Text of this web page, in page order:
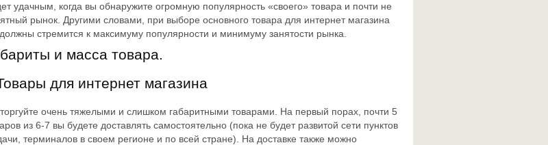
удачным, когда вы обнаружите огромную популярность «своего» товара и почти не
рынок. Другими словами, при выборе основного товара для интернет магазина
стремится к максимуму популярности и минимуму занятости рынка.
и масса товара.
очень тяжелыми и слишком габаритными товарами. На первый порах, почти 5
из 6-7 вы будете доставлять самостоятельно (пока не будет развитой сети пунктов
терминалов в своем регионе и по всей стране). На доставке также можно